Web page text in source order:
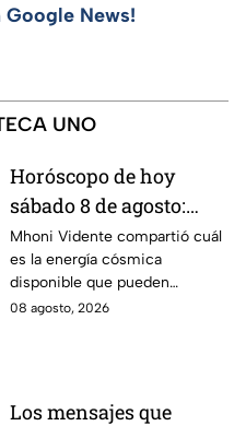
News!
UNO
Horóscopo de hoy
sábado 8 de agosto:
estas son las
predicciones de Mhoni
Vidente
Mhoni Vidente compartió cuál
es la energía cósmica
disponible que pueden
aprovechar las personas de los
08 agosto, 2026
Los mensajes que